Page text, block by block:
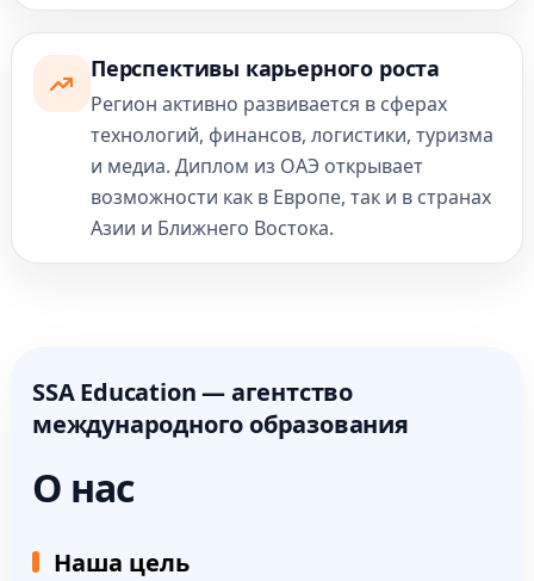
Перспективы карьерного роста
Регион активно развивается в сферах
технологий, финансов, логистики, туризма
и медиа. Диплом из ОАЭ открывает
возможности как в Европе, так и в странах
Азии и Ближнего Востока.
SSA Education — агентство
международного образования
О нас
Наша цель